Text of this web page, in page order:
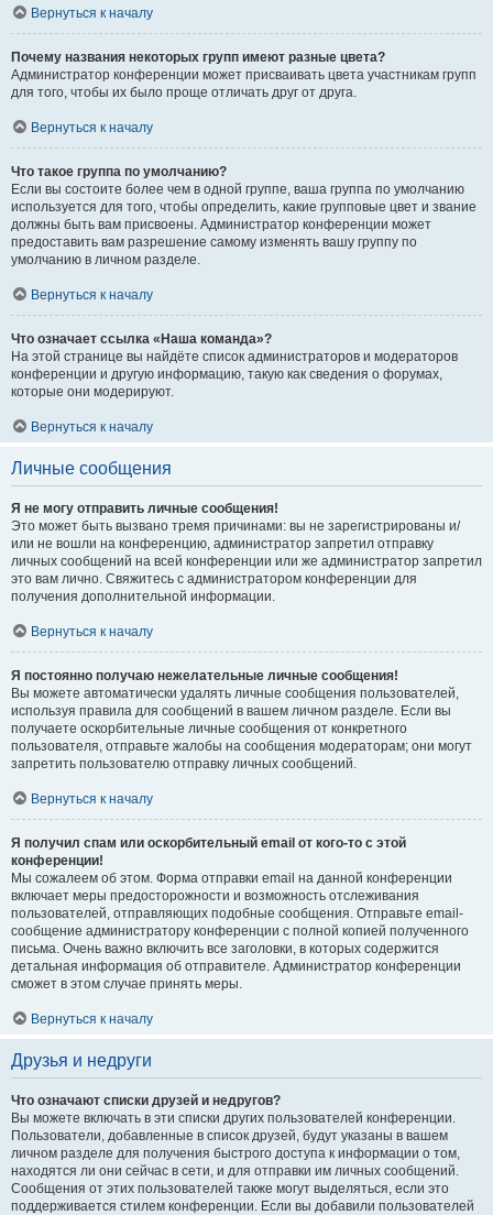
Вернуться к началу
Почему названия некоторых групп имеют разные цвета?
Администратор конференции может присваивать цвета участникам групп
для того, чтобы их было проще отличать друг от друга.
Вернуться к началу
Что такое группа по умолчанию?
Если вы состоите более чем в одной группе, ваша группа по умолчанию
используется для того, чтобы определить, какие групповые цвет и звание
должны быть вам присвоены. Администратор конференции может
предоставить вам разрешение самому изменять вашу группу по
умолчанию в личном разделе.
Вернуться к началу
Что означает ссылка «Наша команда»?
На этой странице вы найдёте список администраторов и модераторов
конференции и другую информацию, такую как сведения о форумах,
которые они модерируют.
Вернуться к началу
Личные сообщения
Я не могу отправить личные сообщения!
Это может быть вызвано тремя причинами: вы не зарегистрированы и/
или не вошли на конференцию, администратор запретил отправку
личных сообщений на всей конференции или же администратор запретил
это вам лично. Свяжитесь с администратором конференции для
получения дополнительной информации.
Вернуться к началу
Я постоянно получаю нежелательные личные сообщения!
Вы можете автоматически удалять личные сообщения пользователей,
используя правила для сообщений в вашем личном разделе. Если вы
получаете оскорбительные личные сообщения от конкретного
пользователя, отправьте жалобы на сообщения модераторам; они могут
запретить пользователю отправку личных сообщений.
Вернуться к началу
Я получил спам или оскорбительный email от кого-то с этой
конференции!
Мы сожалеем об этом. Форма отправки email на данной конференции
включает меры предосторожности и возможность отслеживания
пользователей, отправляющих подобные сообщения. Отправьте email-
сообщение администратору конференции с полной копией полученного
письма. Очень важно включить все заголовки, в которых содержится
детальная информация об отправителе. Администратор конференции
сможет в этом случае принять меры.
Вернуться к началу
Друзья и недруги
Что означают списки друзей и недругов?
Вы можете включать в эти списки других пользователей конференции.
Пользователи, добавленные в список друзей, будут указаны в вашем
личном разделе для получения быстрого доступа к информации о том,
находятся ли они сейчас в сети, и для отправки им личных сообщений.
Сообщения от этих пользователей также могут выделяться, если это
поддерживается стилем конференции. Если вы добавили пользователей